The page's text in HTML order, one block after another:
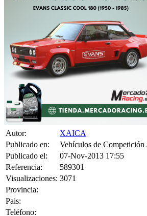
Autor:
XAICA
Publicado en:
Vehículos de Competición /
Publicado el:
07-Nov-2013 17:55
Referencia:
589301
Visualizaciones:
3071
Provincia:
Pais:
Teléfono:
Tag: